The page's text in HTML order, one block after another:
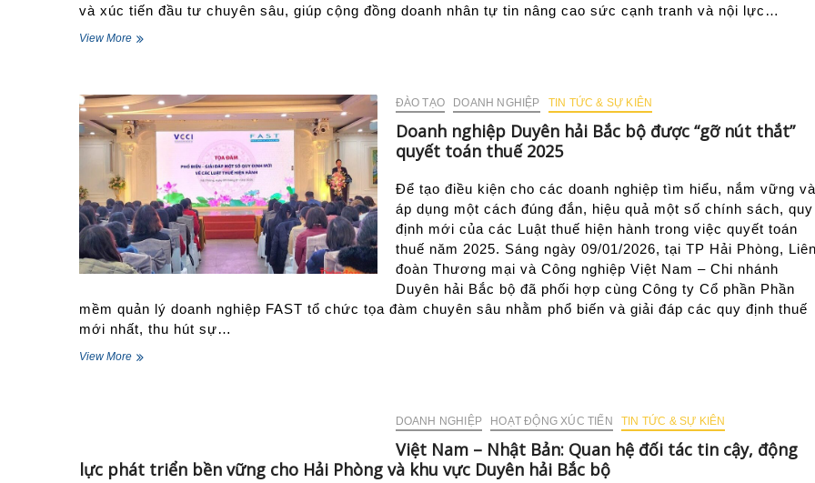
và xúc tiến đầu tư chuyên sâu, giúp cộng đồng doanh nhân tự tin nâng cao sức cạnh tranh và nội lực…
View MoreVCCI
Bộ:
Kết
nối
cộng
doanh
nghiệp
vượt
“sóng”
biến
động
ĐÀO TẠO DOANH NGHIỆP TIN TỨC & SỰ KIÊN
Doanh nghiệp Duyên hải Bắc bộ được “gỡ nút thắt”
quyết toán thuế 2025
Để tạo điều kiện cho các doanh nghiệp tìm hiểu, nắm vững và
áp dụng một cách đúng đắn, hiệu quả một số chính sách, quy
định mới của các Luật thuế hiện hành trong việc quyết toán
thuế năm 2025. Sáng ngày 09/01/2026, tại TP Hải Phòng, Liên
đoàn Thương mại và Công nghiệp Việt Nam – Chi nhánh
Duyên hải Bắc bộ đã phối hợp cùng Công ty Cổ phần Phần
mềm quản lý doanh nghiệp FAST tổ chức tọa đàm chuyên sâu nhằm phổ biến và giải đáp các quy định thuế
mới nhất, thu hút sự…
View MoreDoanh
“gỡ
DOANH NGHIỆP HOẠT ĐỘNG XÚC TIẾN TIN TỨC & SỰ KIÊN
Việt Nam – Nhật Bản: Quan hệ đối tác tin cậy, động
lực phát triển bền vững cho Hải Phòng và khu vực Duyên hải Bắc bộ